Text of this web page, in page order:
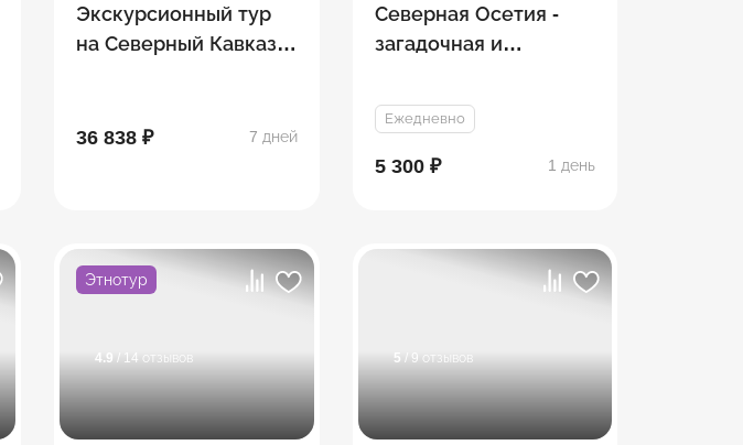
Экскурсионный тур
на Северный Кавказ:
36 838 ₽ 7 дней
Северная Осетия -
загадочная и
группа)
Ежедневно
5 300 ₽ 1 день
Этнотур
4.9 / 14 отзывов 5 / 9 отзывов